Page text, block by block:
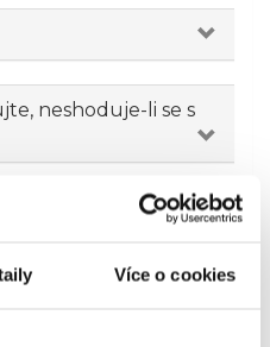
Více o cookies
neshoduje-li se s
novinky.